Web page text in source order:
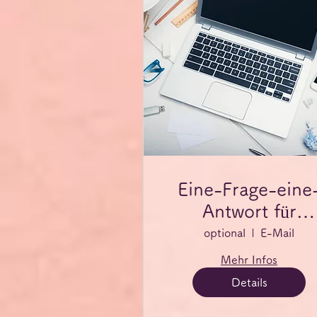
Eine-Frage-
Antwort für
jederzeit
optional E-Mail
Mehr Infos
Details